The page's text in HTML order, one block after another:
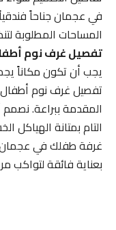
في عجمان جناحاً فندقياً
المساحات المطلوبة
تفصيل غرف نوم
يجب أن تكون مكاناً
تفصيل غرف نوم أطفال
المقدمة ببراعة. نصمم
التام بمتانة الهياكل
غرفة طفلك في عجمان
بعناية فائقة لتواكب